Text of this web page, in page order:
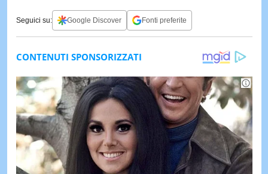
Seguici su: Google Discover Fonti preferite